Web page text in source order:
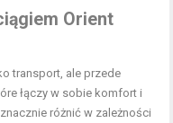
Orient
transport, ale przede
łączy w sobie komfort i
różnić w zależności